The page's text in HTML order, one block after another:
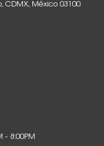
CDMX, México 03100
- 8:00PM